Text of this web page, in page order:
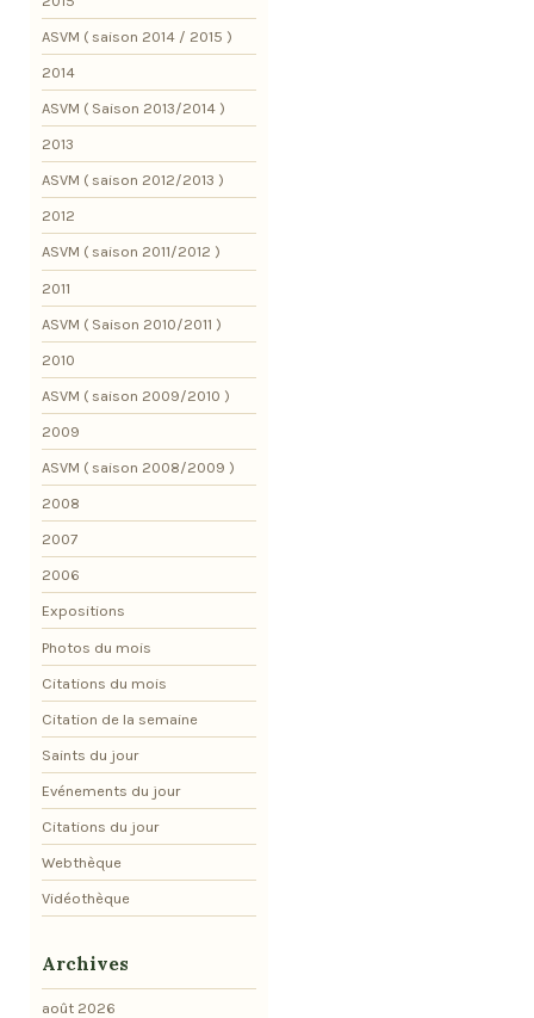
ASVM ( saison 2014 / 2015 )
2014
ASVM ( Saison 2013/2014 )
2013
ASVM ( saison 2012/2013 )
2012
ASVM ( saison 2011/2012 )
2011
ASVM ( Saison 2010/2011 )
2010
ASVM ( saison 2009/2010 )
2009
ASVM ( saison 2008/2009 )
2008
2007
2006
Expositions
Photos du mois
Citations du mois
Citation de la semaine
Saints du jour
Evénements du jour
Citations du jour
Webthèque
Vidéothèque
Archives
août 2026